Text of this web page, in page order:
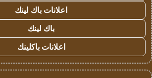
اعلانات باك لينك
باك لينك
اعلانات باكلينك